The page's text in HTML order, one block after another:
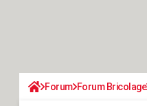
Forum Forum Bricolage